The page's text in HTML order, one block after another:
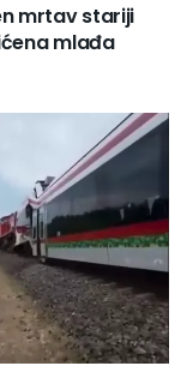
mrtav stariji
mlađa